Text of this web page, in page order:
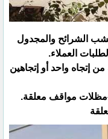
الشرائح والمجدول
العملاء.‏
إتجاه واحد أو إتجاهين
مواقف معلقة.‏